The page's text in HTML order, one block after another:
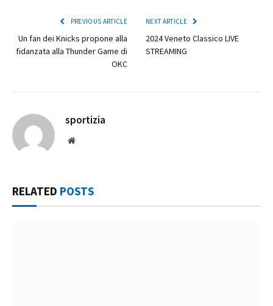
PREVIOUS ARTICLE
Un fan dei Knicks propone alla
fidanzata alla Thunder Game di
OKC
NEXT ARTICLE
2024 Veneto Classico LIVE
STREAMING
sportizia
Website
RELATED POSTS